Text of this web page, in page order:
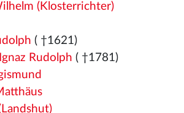
(Klosterrichter)
( †1621)
Rudolph ( †1781)